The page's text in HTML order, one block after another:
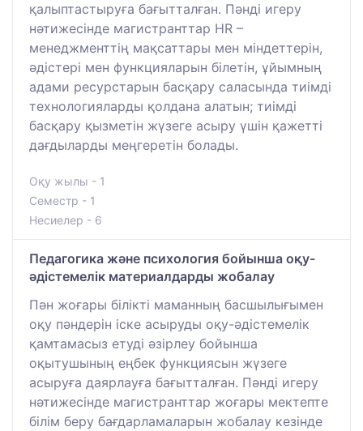
қалыптастыруға бағытталған. Пәнді игеру
нәтижесінде магистранттар HR –
менеджменттің мақсаттары мен міндеттерін,
әдістері мен функцияларын білетін, ұйымның
адами ресурстарын басқару саласында тиімді
технологияларды қолдана алатын; тиімді
басқару қызметін жүзеге асыру үшін қажетті
дағдыларды меңгеретін болады.
Оқу жылы - 1
Семестр - 1
Несиелер - 6
Педагогика және психология бойынша оқу-
әдістемелік материалдарды жобалау
Пән жоғары білікті маманның басшылығымен
оқу пәндерін іске асыруды оқу-әдістемелік
қамтамасыз етуді әзірлеу бойынша
оқытушының еңбек функциясын жүзеге
асыруға даярлауға бағытталған. Пәнді игеру
нәтижесінде магистранттар жоғары мектепте
білім беру бағдарламаларын жобалау кезінде